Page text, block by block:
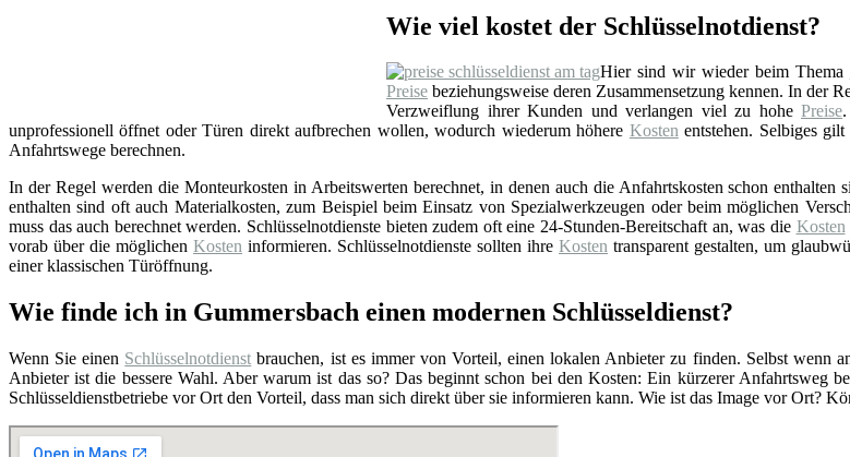
Wie viel kostet der Schlüsselnotdienst?
Hier sind wir wieder beim Thema
Preise beziehungsweise deren Zusammensetzung kennen. In der
Verzweiflung ihrer Kunden und verlangen viel zu hohe Preise
unprofessionell öffnet oder Türen direkt aufbrechen wollen, wodurch wiederum höhere Kostenentstehen. Selbiges
Anfahrtswege berechnen.
In der Regel werden die Monteurkosten in Arbeitswerten berechnet, in denen auch die Anfahrtskosten schon
enthalten sind oft auch Materialkosten, zum Beispiel beim Einsatz von Spezialwerkzeugen oder beim möglichen
muss das auch berechnet werden. Schlüsselnotdienste bieten zudem oft eine 24-Stunden-Bereitschaft an, was die Kosten
vorab über die möglichen Kosten informieren. Schlüsselnotdienste sollten ihre Kosten transparent gestalten, um
einer klassischen Türöffnung.
Wie finde ich in Gummersbach einen modernen Schlüsseldienst?
Wenn Sie einen Schlüsselnotdienst brauchen, ist es immer von Vorteil, einen lokalen Anbieter zu finden. Selbst wenn
Anbieter ist die bessere Wahl. Aber warum ist das so? Das beginnt schon bei den Kosten: Ein kürzerer Anfahrtsweg
Schlüsseldienstbetriebe vor Ort den Vorteil, dass man sich direkt über sie informieren kann. Wie ist das Image vor Ort?